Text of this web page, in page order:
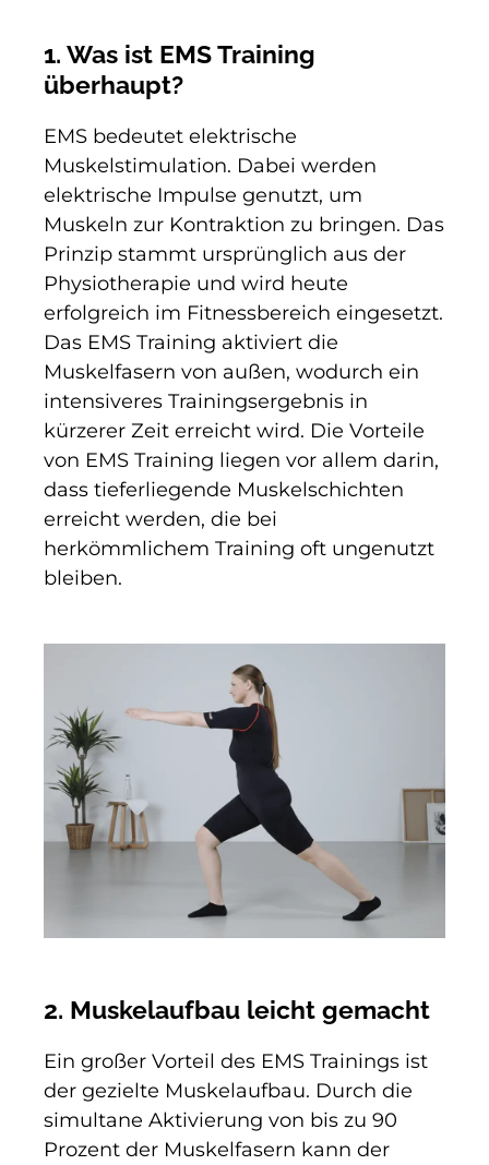
1. Was ist EMS Training
überhaupt?
EMS bedeutet elektrische
Muskelstimulation. Dabei werden
elektrische Impulse genutzt, um
Muskeln zur Kontraktion zu bringen. Das
Prinzip stammt ursprünglich aus der
Physiotherapie und wird heute
erfolgreich im Fitnessbereich eingesetzt.
Das EMS Training aktiviert die
Muskelfasern von außen, wodurch ein
intensiveres Trainingsergebnis in
kürzerer Zeit erreicht wird. Die Vorteile
von EMS Training liegen vor allem darin,
dass tieferliegende Muskelschichten
erreicht werden, die bei
herkömmlichem Training oft ungenutzt
bleiben.
2. Muskelaufbau leicht gemacht
Ein großer Vorteil des EMS Trainings ist
der gezielte Muskelaufbau. Durch die
simultane Aktivierung von bis zu 90
Prozent der Muskelfasern kann der